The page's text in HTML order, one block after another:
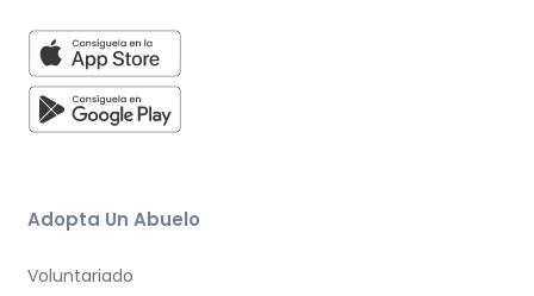
Adopta Un Abuelo
Voluntariado